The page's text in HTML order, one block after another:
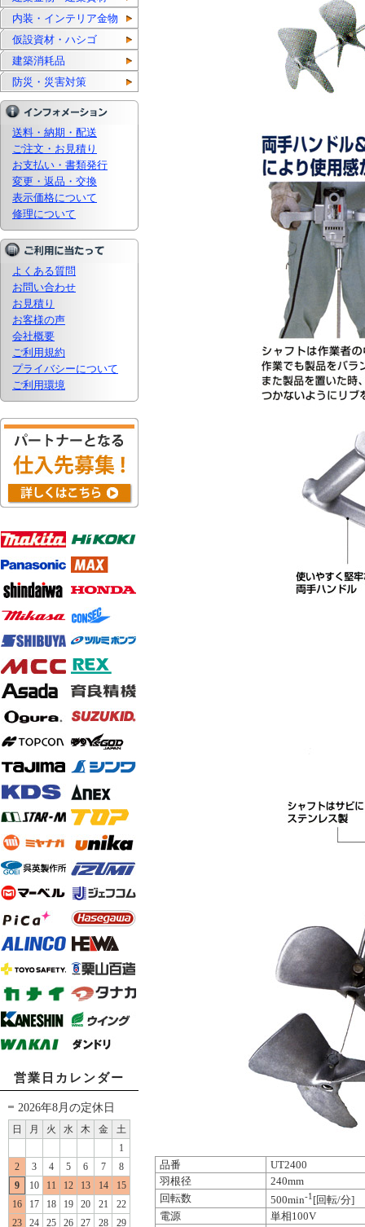
内装・インテリア金物
仮設資材・ハシゴ
建築消耗品
防災・災害対策
送料・納期・配送
ご注文・お見積り
お支払い・書類発行
変更・返品・交換
表示価格について
修理について
よくある質問
お問い合わせ
お見積り
お客様の声
会社概要
ご利用規約
プライバシーについて
ご利用環境
営業日カレンダー
2026年8月の定休日
日 月 火 水 木 金
土
1
2
3 4 5 6 7
8
9
10 11 12 13 14
15
16
17 18 19 20 21
22
23
24 25 26 27 28 29
品番
UT2400
羽根径
240mm
回転数
500min-1 [回転/分]
電源
単相100V